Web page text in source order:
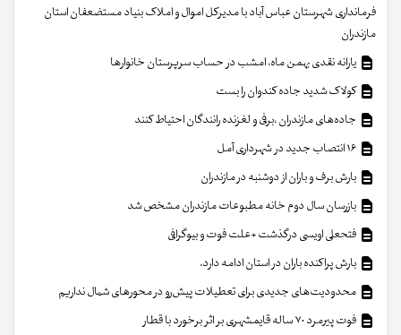
فرمانداری شهرستان عباس آباد با مدیرکل اموال و املاک بنیاد مستضعفان استان
مازندران
یارانه نقدی بهمن ماه، امشب در حساب سرپرستان خانوار‌ها
کولاک شدید جاده کندوان را بست
جاده‌های مازندران ،برفی و لغزنده رانندگان احتیاط کنند
بارش برف و باران از دوشنبه در مازندران
بازرسان سال دوم خانه مطبوعات مازندران مشخص شد
فتحعلی اویسی درگذشت +علت فوت و بیوگرافی
بارش پراکنده باران در استان ادامه دارد.
محدودیت‌های جدیدی برای تعطیلات پیش‌رو در محورهای شمال نداریم
فوت پیرمرد ۷۰ ساله قایمشهری بر اثر برخورد با قطار